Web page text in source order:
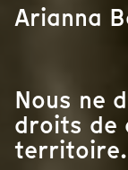
Arianna
Nous ne
droits de
territoire.